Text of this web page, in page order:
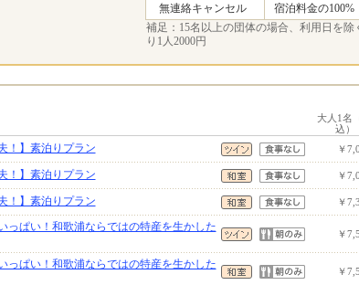
無連絡キャンセル
宿泊料金の100%
補足：15名以上の団体の場合、利用日を除
り1人2000円
大人1名
込）
！】素泊りプラン ￥
！】素泊りプラン ￥
！】素泊りプラン ￥
っぱい！和歌浦ならではの特産を生かした
￥
っぱい！和歌浦ならではの特産を生かした
￥